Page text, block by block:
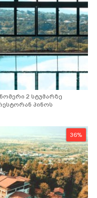
2 სტუმარზე
პინოს
36%